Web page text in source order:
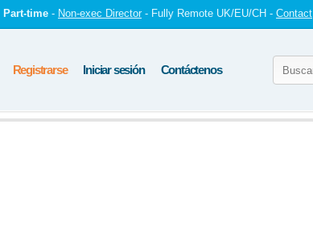
Part-time - Non-exec Director - Fully Remote UK/EU/CH - Contact
Registrarse Iniciar sesión Contáctenos